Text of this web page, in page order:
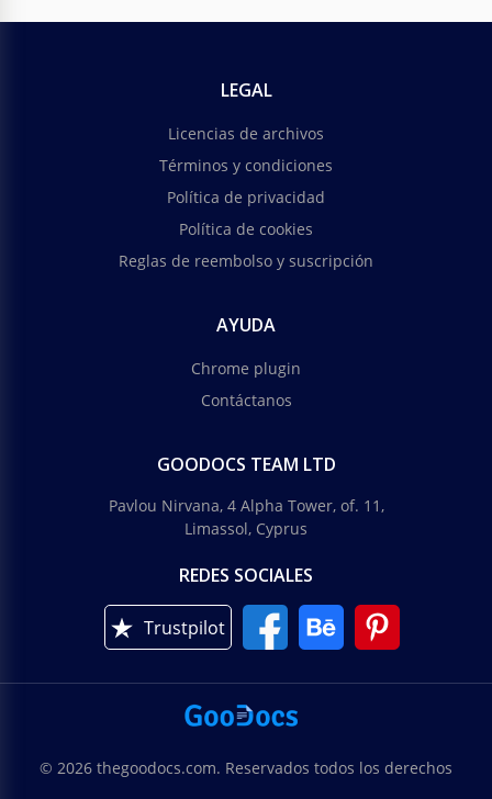
LEGAL
Licencias de archivos
Términos y condiciones
Política de privacidad
Política de cookies
Reglas de reembolso y suscripción
AYUDA
Chrome plugin
Contáctanos
GOODOCS TEAM LTD
Pavlou Nirvana, 4 Alpha Tower, of. 11,
Limassol, Cyprus
REDES SOCIALES
Trustpilot
© 2026 thegoodocs.com. Reservados todos los derechos